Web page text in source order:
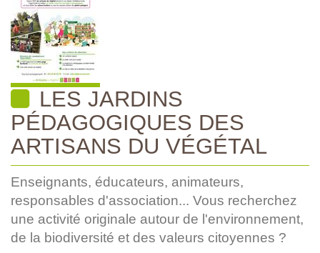
LES JARDINS
PÉDAGOGIQUES DES
ARTISANS DU VÉGÉTAL
Enseignants, éducateurs, animateurs,
responsables d'association... Vous recherchez
une activité originale autour de l'environnement,
de la biodiversité et des valeurs citoyennes ?